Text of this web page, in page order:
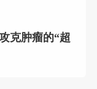
克肿瘤的“超